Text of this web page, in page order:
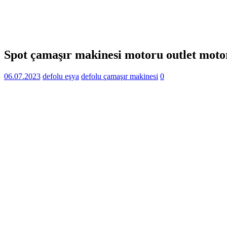
Spot çamaşır makinesi motoru outlet
06.07.2023 defolu eşya defolu çamaşır makinesi 0